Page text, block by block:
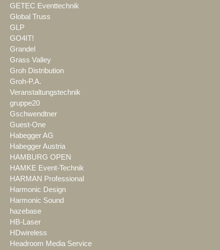
GETEC Eventtechnik
Global Truss
GLP
GO4IT!
Grandel
Grass Valley
Groh Distribution
Groh-P.A.
Veranstaltungstechnik
gruppe20
Gschwendtner
Guest-One
Habegger AG
Habegger Austria
HAMBURG OPEN
HAMKE Event-Technik
HARMAN Professional
Harmonic Design
Harmonic Sound
hazebase
HB-Laser
HDwireless
Headroom Media Service